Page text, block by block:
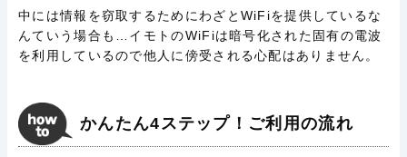
中には情報を窃取するためにわざとWiFiを提供しているな
んていう場合も… イモトのWiFiは暗号化された固有の電波
を利用しているので他人に傍受される心配はありません。
かんたん4ステップ！ご利用の流れ